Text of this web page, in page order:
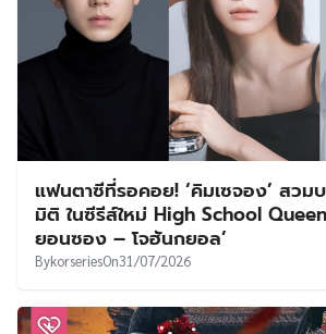
แฟนตาซีที่รอคอย! ‘คิมเซจอง’ สวม
มิติ ในซีรีส์ใหม่ High School
ยอนซอง – โจฮันกยอล’
BykorseriesOn31/07/2026